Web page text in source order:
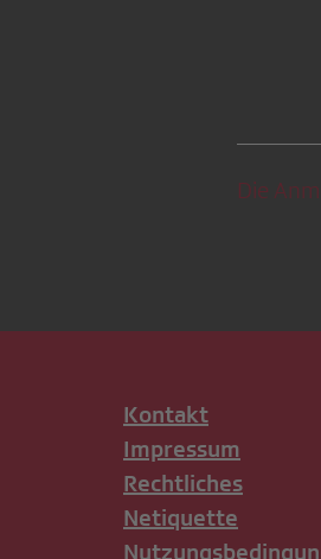
Die
Kontakt
Impressum
Rechtliches
Netiquette